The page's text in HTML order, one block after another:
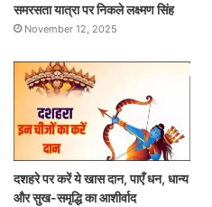
समरसता यात्रा पर निकले लक्ष्मण सिंह
November 12, 2025
दशहरे पर करें ये खास दान, पाएँ धन, धान्य
और सुख-समृद्धि का आशीर्वाद